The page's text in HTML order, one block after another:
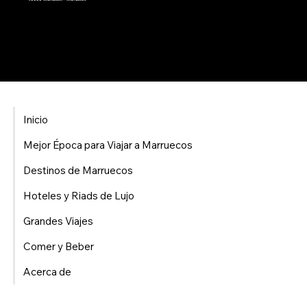
Inicio
Mejor Época para Viajar a Marruecos
Destinos de Marruecos
Hoteles y Riads de Lujo
Grandes Viajes
Comer y Beber
Acerca de